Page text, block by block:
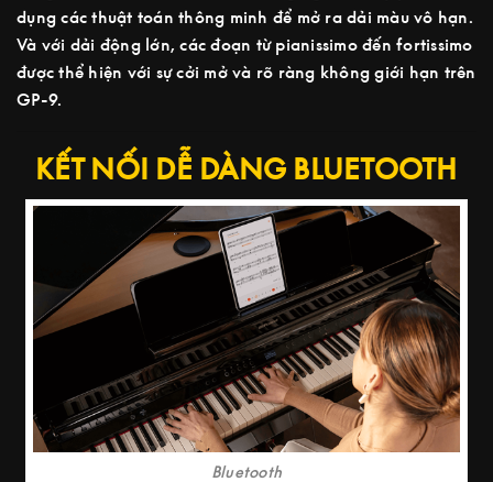
dụng các thuật toán thông minh để mở ra dải màu vô hạn.
Và với dải động lớn, các đoạn từ pianissimo đến fortissimo
được thể hiện với sự cởi mở và rõ ràng không giới hạn trên
GP-9.
KẾT NỐI DỄ DÀNG BLUETOOTH
Bluetooth